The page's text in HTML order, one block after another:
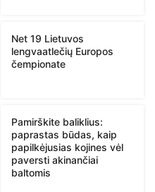
Net 19 Lietuvos
lengvaatlečių Europos
čempionate
Pamirškite baliklius:
paprastas būdas, kaip
papilkėjusias kojines vėl
paversti akinančiai
baltomis